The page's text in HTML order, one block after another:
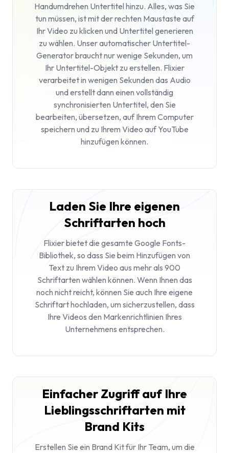
Handumdrehen Untertitel hinzu. Alles, was Sie
tun müssen, ist mit der rechten Maustaste auf
Ihr Video zu klicken und Untertitel generieren
zu wählen. Unser automatischer Untertitel-
Generator braucht nur wenige Sekunden, um
Ihr Untertitel-Objekt zu erstellen. Flixier
verarbeitet in wenigen Sekunden das Audio
und erstellt dann einen vollständig
synchronisierten Untertitel, den Sie
bearbeiten, übersetzen, auf Ihrem Computer
speichern und zu Ihrem Video auf YouTube
hinzufügen können.
Laden Sie Ihre eigenen
Schriftarten hoch
Flixier bietet die gesamte Google Fonts-
Bibliothek, so dass Sie beim Hinzufügen von
Text zu Ihrem Video aus mehr als 900
Schriftarten wählen können. Wenn Ihnen das
noch nicht reicht, können Sie auch Ihre eigene
Schriftart hochladen, um sicherzustellen, dass
Ihre Videos den Markenrichtlinien Ihres
Unternehmens entsprechen.
Einfacher Zugriff auf Ihre
Lieblingsschriftarten mit
Brand Kits
Erstellen Sie ein Brand Kit für Ihr Team, um die